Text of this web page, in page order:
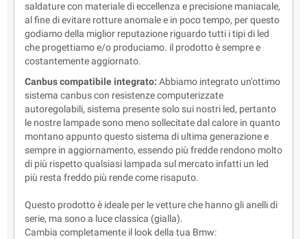
saldature con materiale di eccellenza e precisione maniacale,
al fine di evitare rotture anomale e in poco tempo, per questo
godiamo della miglior reputazione riguardo tutti i tipi di led
che progettiamo e/o produciamo. il prodotto è sempre e
costantemente aggiornato.
Canbus compatibile integrato: Abbiamo integrato un'ottimo
sistema canbus con resistenze computerizzate
autoregolabili, sistema presente solo sui nostri led, pertanto
le nostre lampade sono meno sollecitate dal calore in quanto
montano appunto questo sistema di ultima generazione e
sempre in aggiornamento, essendo più fredde rendono molto
di più rispetto qualsiasi lampada sul mercato infatti un led
più resta freddo più rende come risaputo.
Questo prodotto è ideale per le vetture che hanno gli anelli di
serie, ma sono a luce classica (gialla).
Cambia completamente il look della tua Bmw: